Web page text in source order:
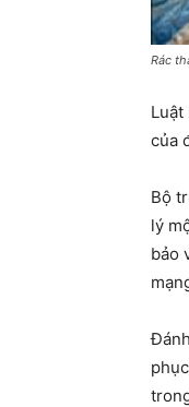
Rác
của
Bộ
lý
bảo